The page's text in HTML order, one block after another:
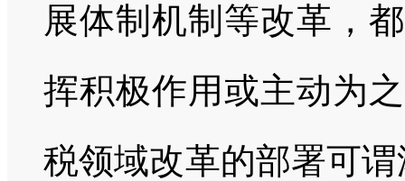
展体制机制等改革，
挥积极作用或主动为
税领域改革的部署可